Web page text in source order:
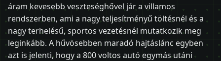
áram kevesebb veszteséghővel jár a villamos
rendszerben, ami a nagy teljesítményű töltésnél és a
nagy terhelésű, sportos vezetésnél mutatkozik meg
leginkább. A hűvösebben maradó hajtáslánc egyben
azt is jelenti, hogy a 800 voltos autó egymás utáni